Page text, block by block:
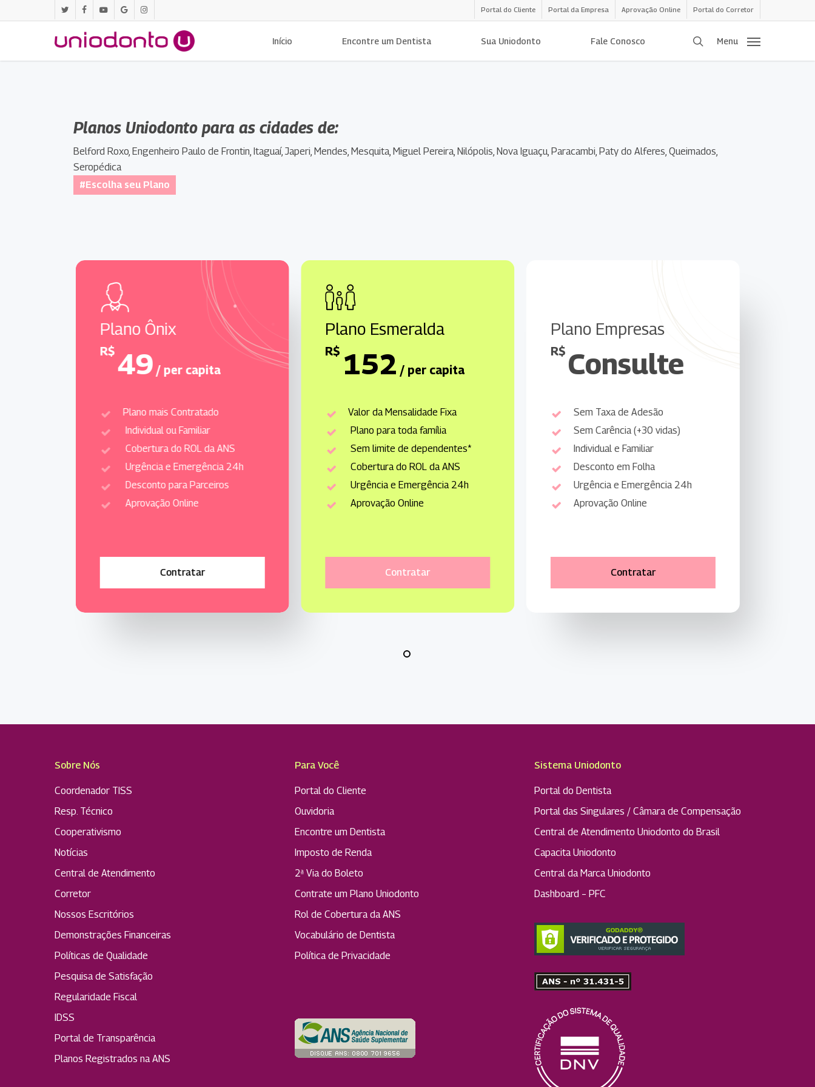
para
twitterfacebookyoutubegoogle-instagram
Portal do Cliente Portal da Empresa Aprovação Online Portal do Corretor
Início Encontre um Dentista Sua Uniodonto Fale Conosco procurar
Menu
Planos Uniodonto para as cidades de:
Belford Roxo, Engenheiro Paulo de Frontin, Itaguaí, Japeri, Mendes, Mesquita, Miguel Pereira, Nilópolis, Nova Iguaçu, Paracambi, Paty do Alferes, Queimados,
Seropédica
#Escolha seu Plano
Plano Ônix
R$ 49 / per capita
Plano mais Contratado
Individual ou Familiar
Cobertura do ROL da ANS
Urgência e Emergência 24h
Desconto para Parceiros
Aprovação Online
Contratar
Plano Esmeralda
R$ 152 / per capita
Valor da Mensalidade Fixa
Plano para toda família
Sem limite de dependentes*
Cobertura do ROL da ANS
Urgência e Emergência 24h
Aprovação Online
Contratar
Plano Empresas
R$ Consulte
Sem Taxa de Adesão
Sem Carência (+30 vidas)
Individual e Familiar
Desconto em Folha
Urgência e Emergência 24h
Aprovação Online
Contratar
Sobre Nós
Coordenador TISS
Resp. Técnico
Cooperativismo
Notícias
Central de Atendimento
Corretor
Nossos Escritórios
Demonstrações Financeiras
Políticas de Qualidade
Pesquisa de Satisfação
Regularidade Fiscal
IDSS
Portal de Transparência
Planos Registrados na ANS
Para Você
Portal do Cliente
Ouvidoria
Encontre um Dentista
Imposto de Renda
2ª Via do Boleto
Contrate um Plano Uniodonto
Rol de Cobertura da ANS
Vocabulário de Dentista
Política de Privacidade
Sistema Uniodonto
Portal do Dentista
Portal das Singulares / Câmara de Compensação
Central de Atendimento Uniodonto do Brasil
Capacita Uniodonto
Central da Marca Uniodonto
Dashboard – PFC